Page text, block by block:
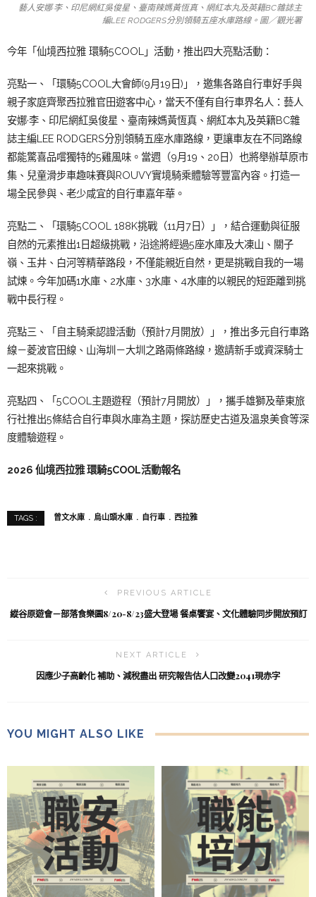
藝人安娜·李、印尼網紅吳俊星、臺南辣媽黃恆真、網紅本丸及英籍BC雜誌主
編LEE RODGERS分別領騎五座水庫路線。圖／觀光署
今年「仙境西拉雅 環騎5COOL」活動，推出四大亮點活動：
亮點一、「環騎5COOL大會師(9月19日)」，邀集各路自行車好手與
親子家庭齊聚西拉雅官田遊客中心，當天不僅有自行車界名人：藝人
安娜·李、印尼網紅吳俊星、臺南辣媽黃恆真、網紅本丸及英籍BC雜
誌主編LEE RODGERS分別領騎五座水庫路線，更讓車友在不同路線
都能驚喜品嚐獨特的5雞風味。當週（9月19、20日）也將舉辦草原市
集、兒童滑步車趣味賽與ROUVY實境騎乘體驗等豐富內容。打造一
場全民參與、老少咸宜的自行車嘉年華。
亮點二、「環騎5COOL 188K挑戰（11月7日）」，結合運動與征服
自然的元素推出1日超級挑戰，沿途將經過5座水庫及大凍山、關子
嶺、玉井、白河等精華路段，不僅能親近自然，更是挑戰自我的一場
試煉。今年加碼1水庫、2水庫、3水庫、4水庫的以親民的短距離到挑
戰中長行程。
亮點三、「自主騎乘認證活動（預計7月開放）」，推出多元自行車路
線－菱波官田線、山海圳－大圳之路兩條路線，邀請新手或資深騎士
一起來挑戰。
亮點四、「5COOL主題遊程（預計7月開放）」，攜手雄獅及華東旅
行社推出5條結合自行車與水庫為主題，探訪歷史古道及溫泉美食等深
度體驗遊程。
2026 仙境西拉雅 環騎5COOL活動報名
TAGS : 曾文水庫 烏山頭水庫 自行車 西拉雅
PREVIOUS ARTICLE
縱谷原遊會－部落食樂園8/20-8/23盛大登場 餐桌饗宴、文化體驗同步開放預訂
NEXT ARTICLE
因應少子高齡化 補助、減稅盡出 研究報告估人口改變2041現赤字
YOU MIGHT ALSO LIKE